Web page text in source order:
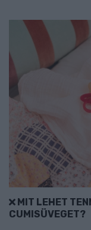
MIT LEHET
CUMISÜVEGET?